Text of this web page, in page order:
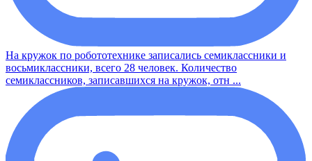
На кружок по робототехнике записались семиклассники и
восьмиклассники, всего 28 человек. Количество
семиклассников, записавшихся на кружок, отн ...